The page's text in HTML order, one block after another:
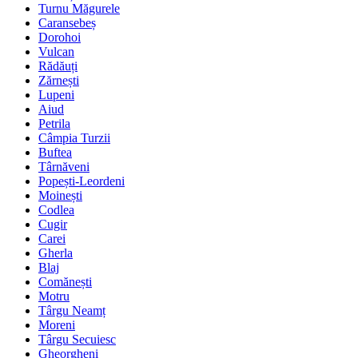
Turnu Măgurele
Caransebeș
Dorohoi
Vulcan
Rădăuți
Zărnești
Lupeni
Aiud
Petrila
Câmpia Turzii
Buftea
Târnăveni
Popești-Leordeni
Moinești
Codlea
Cugir
Carei
Gherla
Blaj
Comănești
Motru
Târgu Neamț
Moreni
Târgu Secuiesc
Gheorgheni